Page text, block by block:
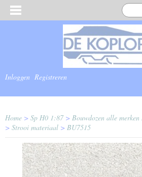
Inloggen Registreren
Home > Sp H0 1:87> Bouwdozen alle
> Strooi materiaal > BU7515